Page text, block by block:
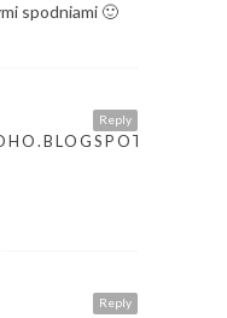
spodniami 🙂
Reply
Reply